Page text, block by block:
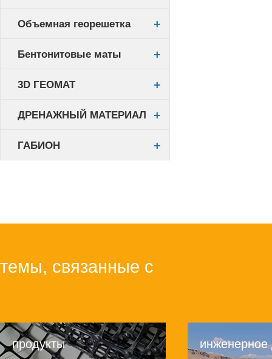
Объемная георешетка
Бентонитовые маты
3D ГЕОМАТ
ДРЕНАЖНЫЙ МАТЕРИАЛ
ГАБИОН
темы, связанные с
продукты инженерное